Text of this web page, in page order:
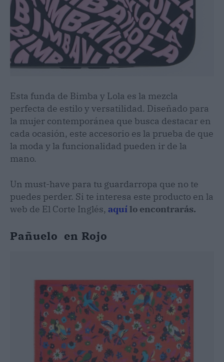
Esta funda de Bimba y Lola es la mezcla
perfecta de estilo y versatilidad. Diseñado para
la mujer contemporánea que busca destacar en
cada ocasión, este accesorio es la prueba de que
la moda y la funcionalidad pueden ir de la
mano.
Un must-have para tu guardarropa que no te
puedes perder. Si te interesa este producto en la
web de El Corte Inglés, aquílo encontrarás.
Pañuelo en Rojo